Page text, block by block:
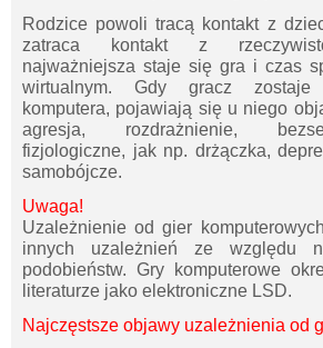
Rodzice powoli tracą kontakt z
zatraca kontakt z
najważniejsza staje się gra i czas
wirtualnym. Gdy gracz zostaje
komputera, pojawiają się u niego
agresja, rozdrażnienie,
fizjologiczne, jak np. drżączka,
samobójcze.
Uwaga!
Uzależnienie od gier
innych uzależnień ze względu
podobieństw. Gry komputerowe
literaturze jako elektroniczne LSD.
Najczęstsze objawy uzależnienia od